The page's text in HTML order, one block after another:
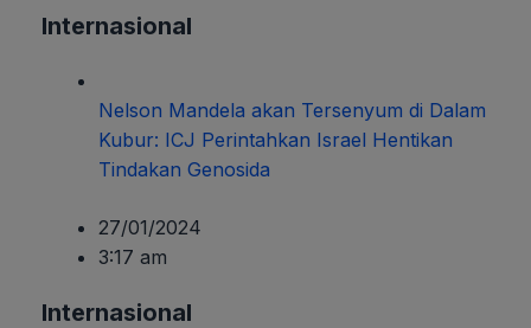
Internasional
Nelson Mandela akan Tersenyum di Dalam
Kubur: ICJ Perintahkan Israel Hentikan
Tindakan Genosida
27/01/2024
3:17 am
Internasional